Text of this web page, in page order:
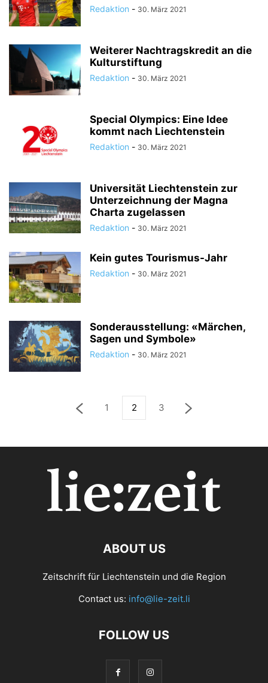
Redaktion - 30. März 2021
Weiterer Nachtragskredit an die
Kulturstiftung
Redaktion - 30. März 2021
Special Olympics: Eine Idee
kommt nach Liechtenstein
Redaktion - 30. März 2021
Universität Liechtenstein zur
Unterzeichnung der Magna
Charta zugelassen
Redaktion - 30. März 2021
Kein gutes Tourismus-Jahr
Redaktion - 30. März 2021
Sonderausstellung: «Märchen,
Sagen und Symbole»
Redaktion - 30. März 2021
1 2 3
ABOUT US
Zeitschrift für Liechtenstein und die Region
Contact us: info@lie-zeit.li
FOLLOW US